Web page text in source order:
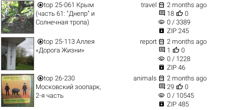
top 25-061 Крым
(часть 61: "Днепр" и
Солнечная тропа)
travel  2 months ago
 18  0
visibility 0 / 3389
 ZIP 245
top 25-113 Аллея
«Дорога Жизни»
report  2 months ago
 1  0
visibility 0 / 1228
 ZIP 46
top 26-230
Московский зоопарк,
2-я часть
animals  2 months ago
 29  0
visibility 0 / 10545
 ZIP 485